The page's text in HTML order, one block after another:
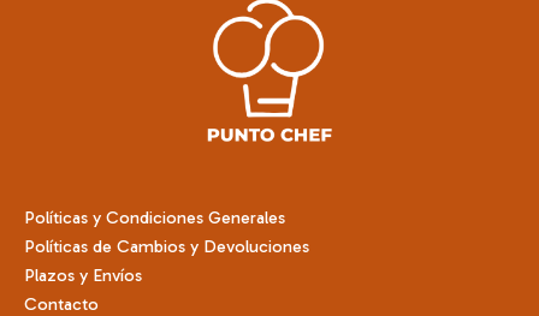
Políticas y Condiciones Generales
Políticas de Cambios y Devoluciones
Plazos y Envíos
Contacto